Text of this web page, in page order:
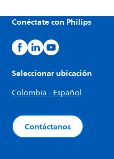
Conéctate con Philips
Seleccionar ubicación
Colombia - Español
Contáctanos